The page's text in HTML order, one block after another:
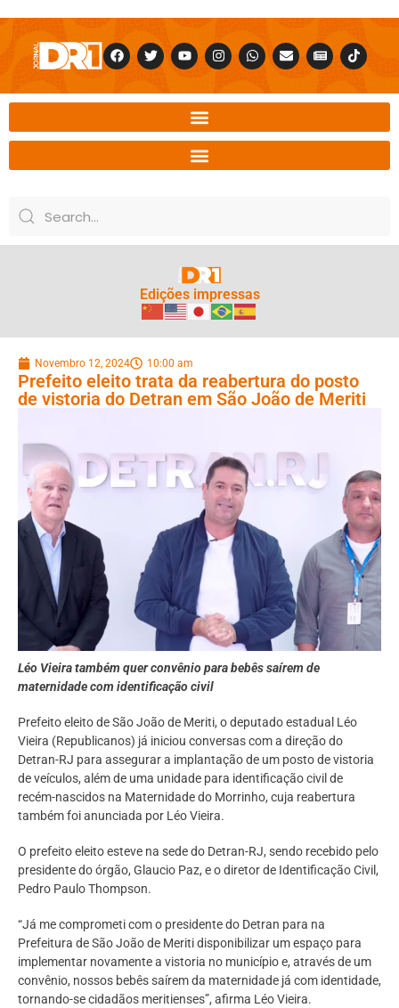
Edições impressas
Novembro 12, 2024 10:00 am
Prefeito eleito trata da reabertura do posto
de vistoria do Detran em São João de Meriti
Léo Vieira também quer convênio para bebês saírem de
maternidade com identificação civil
Prefeito eleito de São João de Meriti, o deputado estadual Léo
Vieira (Republicanos) já iniciou conversas com a direção do
Detran-RJ para assegurar a implantação de um posto de vistoria
de veículos, além de uma unidade para identificação civil de
recém-nascidos na Maternidade do Morrinho, cuja reabertura
também foi anunciada por Léo Vieira.
O prefeito eleito esteve na sede do Detran-RJ, sendo recebido pelo
presidente do órgão, Glaucio Paz, e o diretor de Identificação Civil,
Pedro Paulo Thompson.
“Já me comprometi com o presidente do Detran para na
Prefeitura de São João de Meriti disponibilizar um espaço para
implementar novamente a vistoria no município e, através de um
convênio, nossos bebês saírem da maternidade já com identidade,
tornando-se cidadãos meritienses”, afirma Léo Vieira.